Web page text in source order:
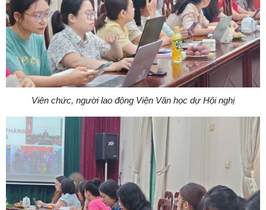
Viên chức, người lao động Viện Văn học dự Hội nghị